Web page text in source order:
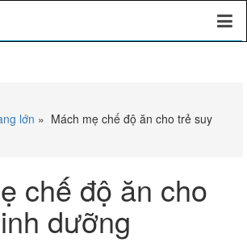
lớn » Mách mẹ chế độ ăn cho trẻ suy
chế độ ăn cho
dưỡng